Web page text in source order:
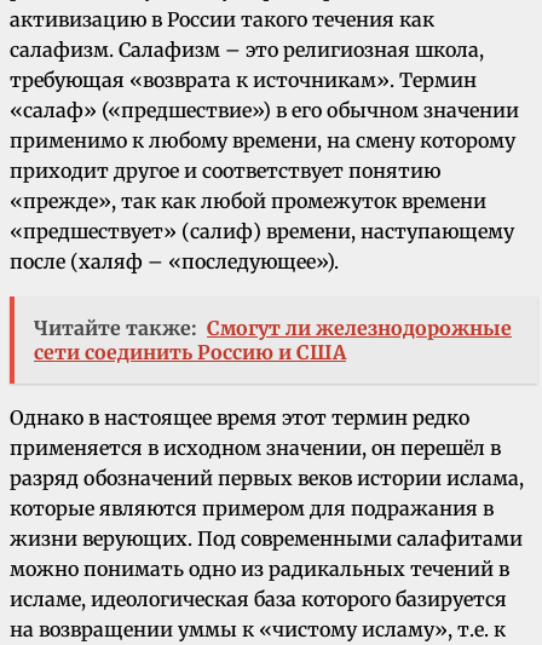
активизацию в России такого течения как
салафизм. Салафизм – это религиозная школа,
требующая «возврата к источникам». Термин
«салаф» («предшествие») в его обычном значении
применимо к любому времени, на смену которому
приходит другое и соответствует понятию
«прежде», так как любой промежуток времени
«предшествует» (салиф) времени, наступающему
после (халяф – «последующее»).
Читайте также: Смогут ли железнодорожные
сети соединить Россию и США
Однако в настоящее время этот термин редко
применяется в исходном значении, он перешёл в
разряд обозначений первых веков истории ислама,
которые являются примером для подражания в
жизни верующих. Под современными салафитами
можно понимать одно из радикальных течений в
исламе, идеологическая база которого базируется
на возвращении уммы к «чистому исламу», т.е. к